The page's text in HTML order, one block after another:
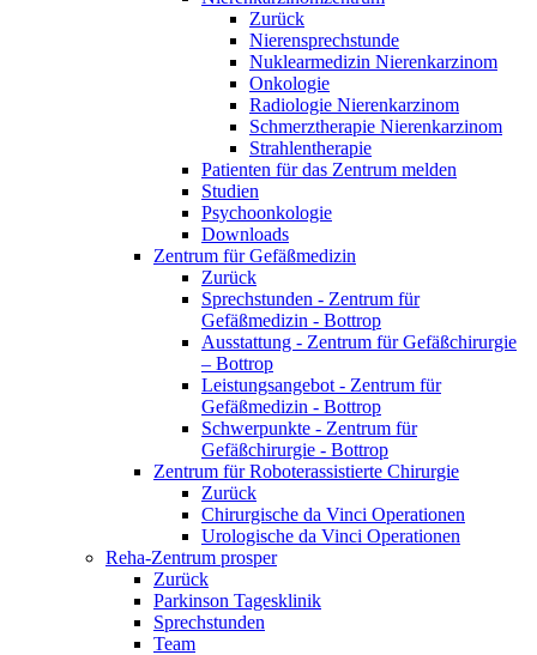
Zurück
Nierensprechstunde
Nuklearmedizin Nierenkarzinom
Onkologie
Radiologie Nierenkarzinom
Schmerztherapie Nierenkarzinom
Strahlentherapie
Patienten für das Zentrum melden
Studien
Psychoonkologie
Downloads
Zentrum für Gefäßmedizin
Zurück
Sprechstunden - Zentrum für
Gefäßmedizin - Bottrop
Ausstattung - Zentrum für Gefäßchirurgie
– Bottrop
Leistungsangebot - Zentrum für
Gefäßmedizin - Bottrop
Schwerpunkte - Zentrum für
Gefäßchirurgie - Bottrop
Zentrum für Roboterassistierte Chirurgie
Zurück
Chirurgische da Vinci Operationen
Urologische da Vinci Operationen
Reha-Zentrum prosper
Zurück
Parkinson Tagesklinik
Sprechstunden
Team